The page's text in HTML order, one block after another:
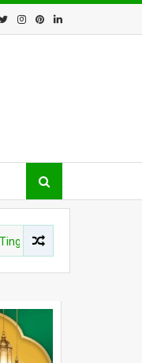
Masyarakat